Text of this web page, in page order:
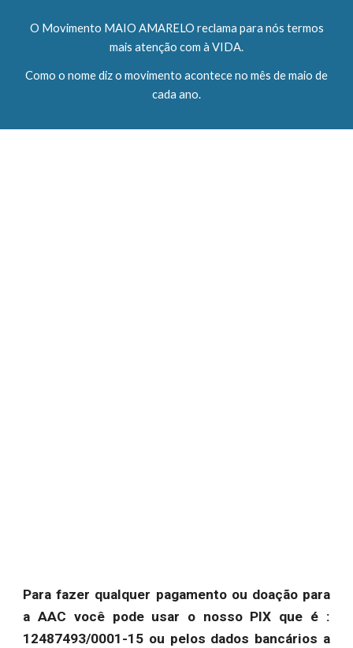
O Movimento MAIO AMARELO reclama para nós termos
mais atenção com à VIDA.
Como o nome diz o movimento acontece no mês de maio de
cada ano.
Para fazer qualquer pagamento ou doação para
a AAC você pode usar o nosso PIX que é :
12487493/0001-15 ou pelos dados bancários a